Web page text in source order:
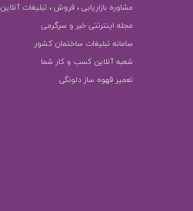
مشاوره بازاریابی ، فروش ، تبلیغات آنلاین
مجله اینترنتی خبر و سرگرمی
سامانه تبلیغات ساختمان کشور
شعبه آنلاین کسب و کار شما
تعمیر قهوه ساز دلونگی